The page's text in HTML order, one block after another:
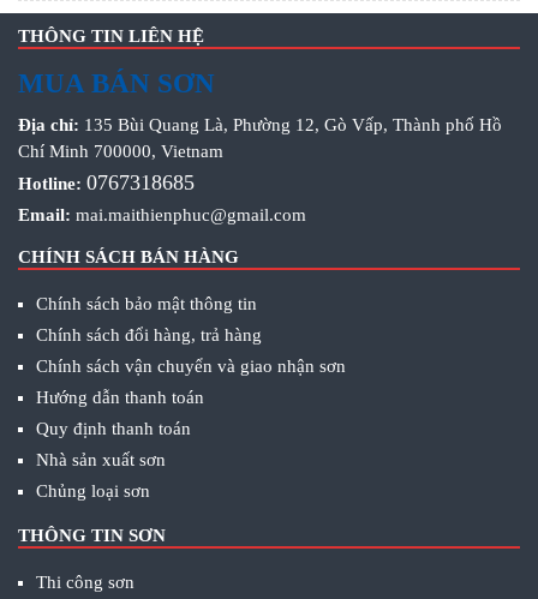
THÔNG TIN LIÊN HỆ
MUA BÁN SƠN
Địa chỉ: 135 Bùi Quang Là, Phường 12, Gò Vấp, Thành phố Hồ
Chí Minh 700000, Vietnam
Hotline: 0767318685
Email: mai.maithienphuc@gmail.com
CHÍNH SÁCH BÁN HÀNG
Chính sách bảo mật thông tin
Chính sách đổi hàng, trả hàng
Chính sách vận chuyển và giao nhận sơn
Hướng dẫn thanh toán
Quy định thanh toán
Nhà sản xuất sơn
Chủng loại sơn
THÔNG TIN SƠN
Thi công sơn